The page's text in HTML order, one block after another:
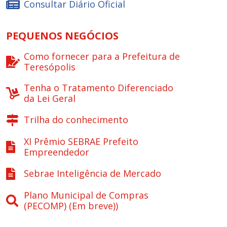
Consultar Diário Oficial
PEQUENOS NEGÓCIOS
Como fornecer para a Prefeitura de
Teresópolis
Tenha o Tratamento Diferenciado
da Lei Geral
Trilha do conhecimento
XI Prêmio SEBRAE Prefeito
Empreendedor
Sebrae Inteligência de Mercado
Plano Municipal de Compras
(PECOMP) (Em breve))